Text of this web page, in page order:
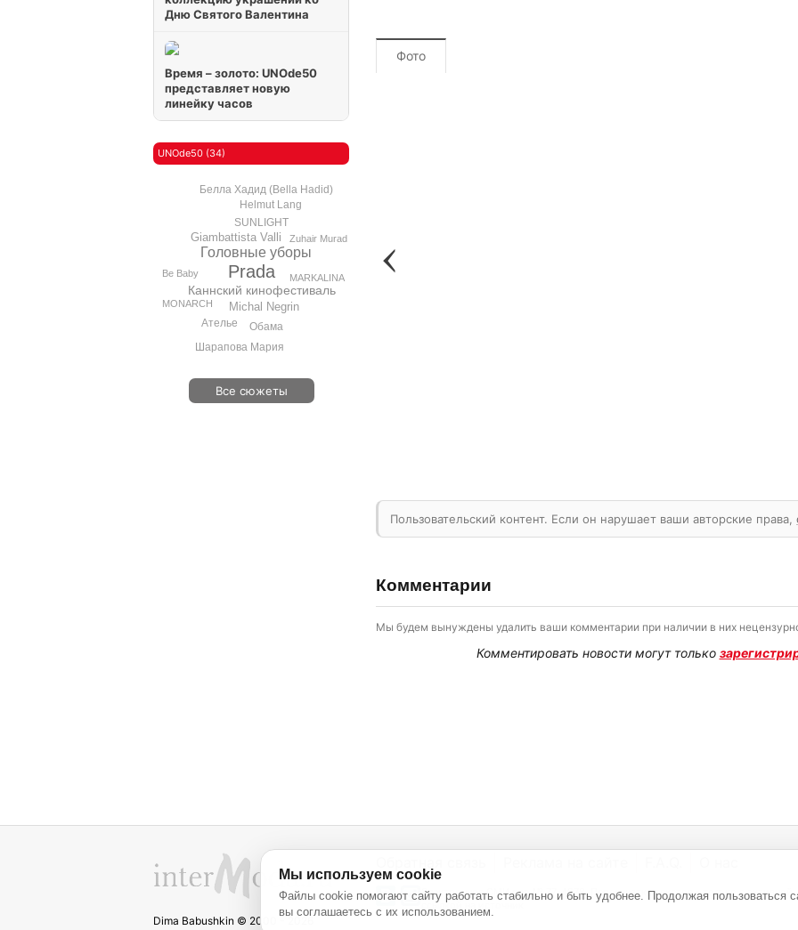
Дню Святого Валентина
Время – золото: UNOde50
представляет новую
линейку часов
UNOde50 (34)
Prada
Головные уборы
Каннский кинофестиваль
Michal Negrin
Giambattista Valli
Обама
SUNLIGHT
Helmut Lang
Белла Хадид (Bella Hadid)
Шарапова Мария
Ателье
MONARCH
Zuhair Murad
MARKALINA
Be Baby
Все сюжеты
Фото
Пользовательский контент. Если он нарушает ваши авторские права,
Комментарии
Мы будем вынуждены удалить ваши комментарии при наличии в них
Комментировать новости могут только
Dima Babushkin © 2000 - 2026
Электронное СМИ рег. № 77-4978. Перепечатка текстов - только с активной
ссылкой на источник
Мы используем cookie
Файлы cookie помогают сайту работать стабильно и быть удобнее. Продолжая пользоваться
вы соглашаетесь с их использованием.